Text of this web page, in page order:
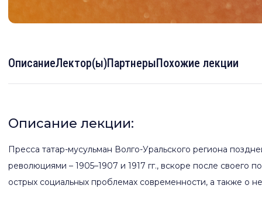
ОписаниеЛектор(ы)ПартнерыПохожие лекции
Описание лекции:
Пресса татар-мусульман Волго-Уральского региона
революциями – 1905–1907 и 1917 гг., вскоре после своего
острых социальных проблемах современности, а также о
способствовала выходу дискуссий со страниц